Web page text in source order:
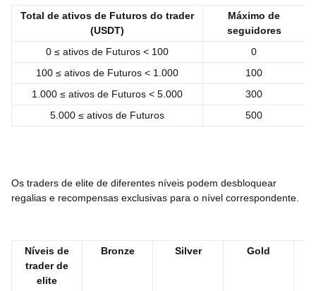
Total de ativos de Futuros do trader
(USDT)
Máximo de
seguidores
0 ≤ ativos de Futuros < 100
0
100 ≤ ativos de Futuros < 1.000
100
1.000 ≤ ativos de Futuros < 5.000
300
5.000 ≤ ativos de Futuros
500
Os traders de elite de diferentes níveis podem desbloquear
regalias e recompensas exclusivas para o nível correspondente.
Níveis de
trader de
elite
Bronze Silver Gold